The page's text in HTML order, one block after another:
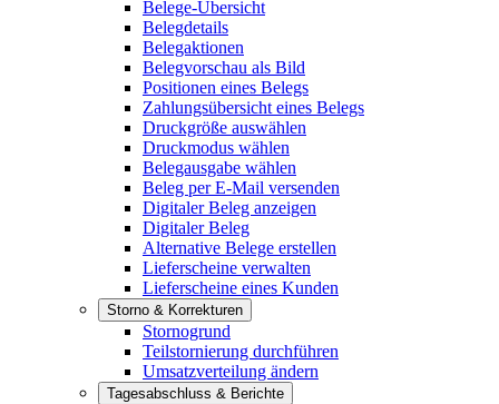
Belege-Übersicht
Belegdetails
Belegaktionen
Belegvorschau als Bild
Positionen eines Belegs
Zahlungsübersicht eines Belegs
Druckgröße auswählen
Druckmodus wählen
Belegausgabe wählen
Beleg per E-Mail versenden
Digitaler Beleg anzeigen
Digitaler Beleg
Alternative Belege erstellen
Lieferscheine verwalten
Lieferscheine eines Kunden
Storno & Korrekturen
Stornogrund
Teilstornierung durchführen
Umsatzverteilung ändern
Tagesabschluss & Berichte